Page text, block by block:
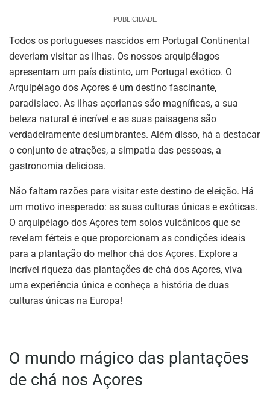
PUBLICIDADE
Todos os portugueses nascidos em Portugal Continental
deveriam visitar as ilhas. Os nossos arquipélagos
apresentam um país distinto, um Portugal exótico. O
Arquipélago dos Açores é um destino fascinante,
paradisíaco. As ilhas açorianas são magníficas, a sua
beleza natural é incrível e as suas paisagens são
verdadeiramente deslumbrantes. Além disso, há a destacar
o conjunto de atrações, a simpatia das pessoas, a
gastronomia deliciosa.
Não faltam razões para visitar este destino de eleição. Há
um motivo inesperado: as suas culturas únicas e exóticas.
O arquipélago dos Açores tem solos vulcânicos que se
revelam férteis e que proporcionam as condições ideais
para a plantação do melhor chá dos Açores. Explore a
incrível riqueza das plantações de chá dos Açores, viva
uma experiência única e conheça a história de duas
culturas únicas na Europa!
O mundo mágico das plantações
de chá nos Açores